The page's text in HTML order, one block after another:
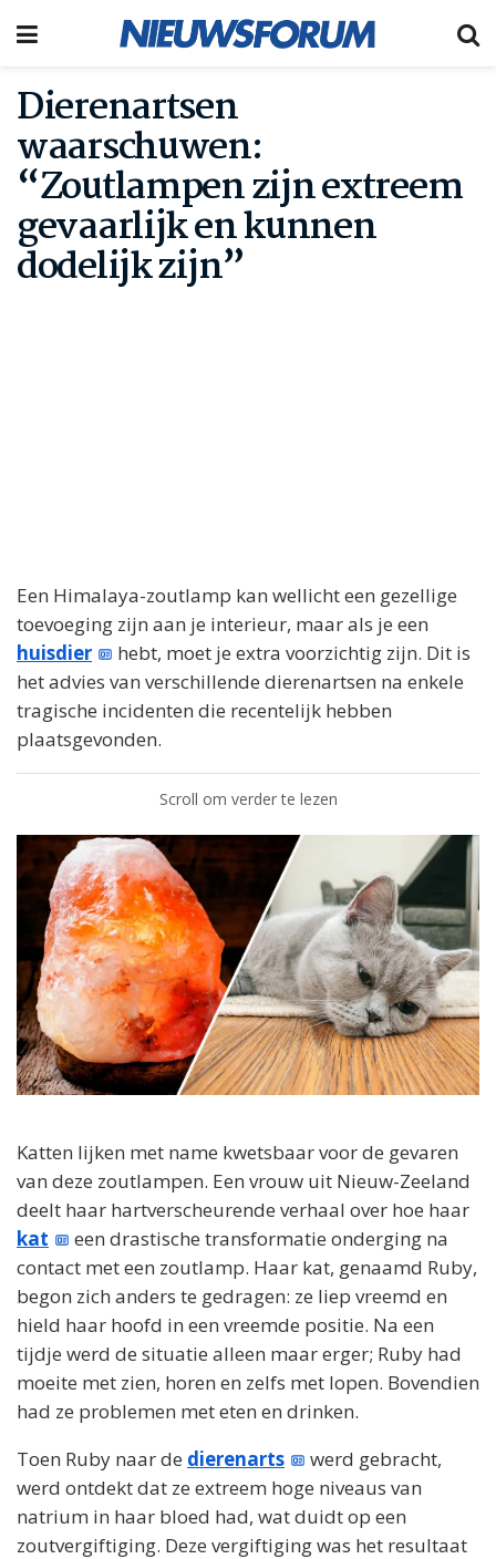
Dierenartsen
waarschuwen:
“Zoutlampen zijn extreem
gevaarlijk en kunnen
dodelijk zijn”
Een Himalaya-zoutlamp kan wellicht een gezellige
toevoeging zijn aan je interieur, maar als je een
huisdier
hebt, moet je extra voorzichtig zijn. Dit is
het advies van verschillende dierenartsen na enkele
tragische incidenten die recentelijk hebben
plaatsgevonden.
Scroll om verder te lezen
Katten lijken met name kwetsbaar voor de gevaren
van deze zoutlampen. Een vrouw uit Nieuw-Zeeland
deelt haar hartverscheurende verhaal over hoe haar
kat
een drastische transformatie onderging na
contact met een zoutlamp. Haar kat, genaamd Ruby,
begon zich anders te gedragen: ze liep vreemd en
hield haar hoofd in een vreemde positie. Na een
tijdje werd de situatie alleen maar erger; Ruby had
moeite met zien, horen en zelfs met lopen. Bovendien
had ze problemen met eten en drinken.
Toen Ruby naar de dierenarts
werd gebracht,
werd ontdekt dat ze extreem hoge niveaus van
natrium in haar bloed had, wat duidt op een
zoutvergiftiging. Deze vergiftiging was het resultaat